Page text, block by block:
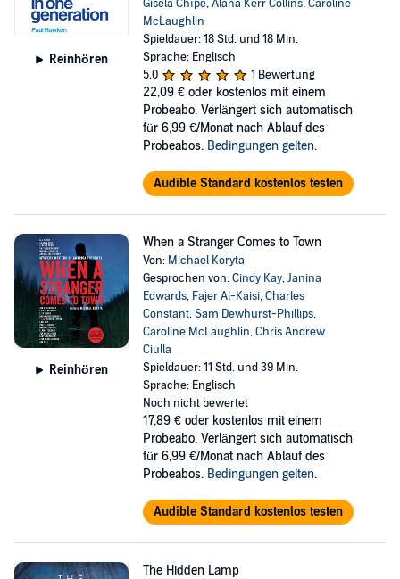
Reinhören
Gisela Chípe,Alana Kerr Collins,Caroline
McLaughlin
Spieldauer: 18 Std. und 18 Min.
Sprache: Englisch
5,0
1 Bewertung
22,09 € oder kostenlos mit einem
Probeabo. Verlängert sich automatisch
für 6,99 €/Monat nach Ablauf des
Probeabos. Bedingungen gelten.
Audible Standard kostenlos testen
Reinhören
When a Stranger Comes to Town
Von: Michael Koryta
Gesprochen von:Cindy Kay,Janina
Edwards, Fajer Al-Kaisi,Charles
Constant,Sam Dewhurst-Phillips,
Caroline McLaughlin,Chris Andrew
Ciulla
Spieldauer: 11 Std. und 39 Min.
Sprache: Englisch
Noch nicht bewertet
17,89 € oder kostenlos mit einem
Probeabo. Verlängert sich automatisch
für 6,99 €/Monat nach Ablauf des
Probeabos. Bedingungen gelten.
Audible Standard kostenlos testen
The Hidden Lamp